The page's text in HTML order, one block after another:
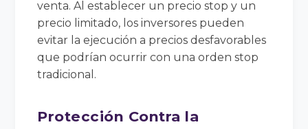
venta. Al establecer un precio stop y un
precio limitado, los inversores pueden
evitar la ejecución a precios desfavorables
que podrían ocurrir con una orden stop
tradicional.
Protección Contra la